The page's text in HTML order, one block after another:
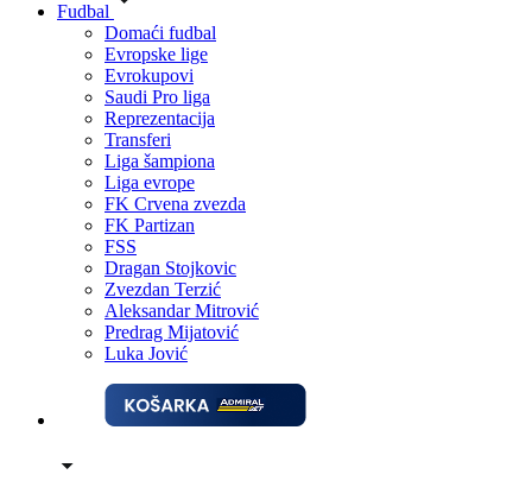
Fudbal
Domaći fudbal
Evropske lige
Evrokupovi
Saudi Pro liga
Reprezentacija
Transferi
Liga šampiona
Liga evrope
FK Crvena zvezda
FK Partizan
FSS
Dragan Stojkovic
Zvezdan Terzić
Aleksandar Mitrović
Predrag Mijatović
Luka Jović